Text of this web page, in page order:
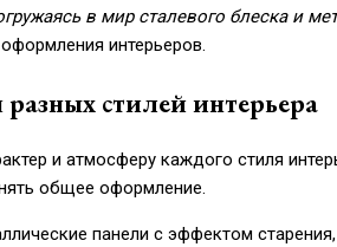
в мир сталевого блеска и
интерьеров.
стилей интерьера
и атмосферу каждого стиля
общее оформление.
панели с эффектом